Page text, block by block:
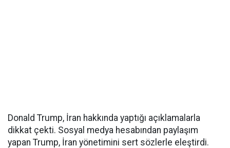
Donald Trump, İran hakkında yaptığı açıklamalarla
dikkat çekti. Sosyal medya hesabından paylaşım
yapan Trump, İran yönetimini sert sözlerle eleştirdi.